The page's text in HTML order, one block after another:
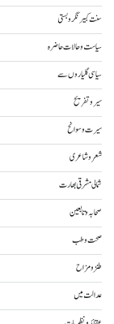
سنت کبیر نگر و بستی
سیاست و حالات حاضرہ
سیاسی گلیاروں سے
سیر و تفریح
سیرت و سوانح
شعر و شاعری
شمالی مشرقی بھارت
صحابہ و تابعین
صحت و طب
طنز و مزاح
عدالت میں